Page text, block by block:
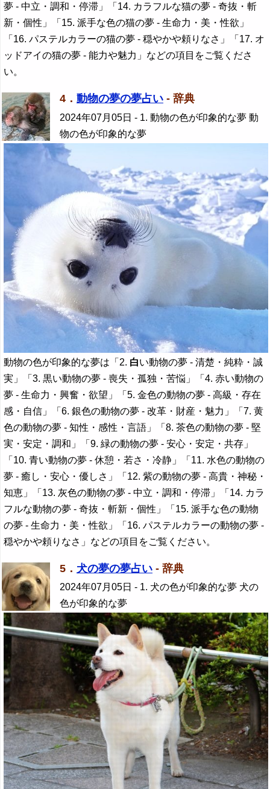
夢 - 中立・調和・停滞」「14. カラフルな猫の夢 - 奇抜・斬
新・個性」「15. 派手な色の猫の夢 - 生命力・美・性欲」
「16. パステルカラーの猫の夢 - 穏やかや頼りなさ」「17. オ
ッドアイの猫の夢 - 能力や魅力」などの項目をご覧くださ
い。
4． 動物の夢の夢占い - 辞典
2024年07月05日 - 1. 動物の色が印象的な夢 動
物の色が印象的な夢
動物の色が印象的な夢は「2. 白い動物の夢 - 清楚・純粋・誠
実」「3. 黒い動物の夢 - 喪失・孤独・苦悩」「4. 赤い動物の
夢 - 生命力・興奮・欲望」「5. 金色の動物の夢 - 高級・存在
感・自信」「6. 銀色の動物の夢 - 改革・財産・魅力」「7. 黄
色の動物の夢 - 知性・感性・言語」「8. 茶色の動物の夢 - 堅
実・安定・調和」「9. 緑の動物の夢 - 安心・安定・共存」
「10. 青い動物の夢 - 休憩・若さ・冷静」「11. 水色の動物の
夢 - 癒し・安心・優しさ」「12. 紫の動物の夢 - 高貴・神秘・
知恵」「13. 灰色の動物の夢 - 中立・調和・停滞」「14. カラ
フルな動物の夢 - 奇抜・斬新・個性」「15. 派手な色の動物
の夢 - 生命力・美・性欲」「16. パステルカラーの動物の夢 -
穏やかや頼りなさ」などの項目をご覧ください。
5． 犬の夢の夢占い - 辞典
2024年07月05日 - 1. 犬の色が印象的な夢 犬の
色が印象的な夢